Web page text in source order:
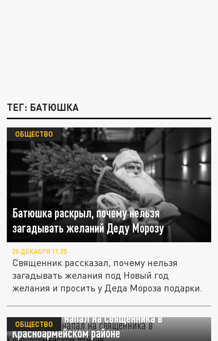
ТЕГ: БАТЮШКА
Батюшка раскрыл, почему нельзя
загадывать желаний Деду Морозу
ОБЩЕСТВО
20 ДЕКАБРЯ 11:25
Священник рассказал, почему нельзя
загадывать желания под Новый год
желания и просить у Деда Мороза подарки.
Абу-бандит напал на священника в
Красноармейском районе
ОБЩЕСТВО